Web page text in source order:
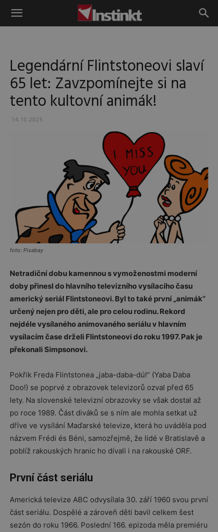
Instinkt
Legendární Flintstoneovi slaví
65 let: Zavzpomínejte si na
tento kultovní animák!
14.10.2025
foto: Pixabay
Netradiční dobu kamennou s vymoženostmi moderní
doby přinesl do hlavního televizního vysílacího času
americký seriál Flintstoneovi. Byl to také první „animák“
určený nejen pro děti, ale pro celou rodinu. Rekord
nejdéle vysílaného animovaného seriálu v hlavním
vysílacím čase drželi Flintstoneovi do roku 1997. Pak je
překonali Simpsonovi.
Pokřik Freda Flintstonea „jaba-daba-dú!“ (Yaba Daba
Doo!) se poprvé z obrazovek televizorů ozval před 65
lety. Na slovenské televizní obrazovky se však dostal až
po roce 1989. Část diváků se s ním ale mohla setkat už
dříve ve vysílání Maďarské televize, která ho uváděla pod
názvem Frédi és Béni, samozřejmě, že lidé v Bratislavě a
poblíž rakouských hranic ho dívali i na rakouské ORF.
První část seriálu
Americká televize ABC odvysílala 30. září 1960 svou první
část seriálu. Dospělé a zároveň děti bavil celkem šest
sezón do roku 1966. Poslední 166. epizoda měla premiéru